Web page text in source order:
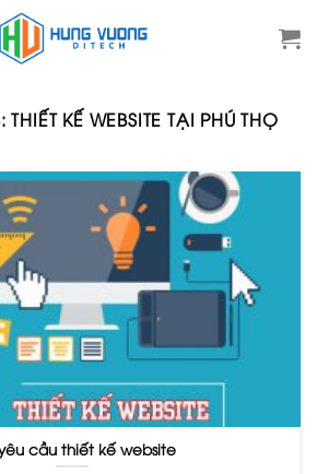
THIẾT KẾ WEBSITE TẠI PHÚ THỌ
cầu thiết kế website